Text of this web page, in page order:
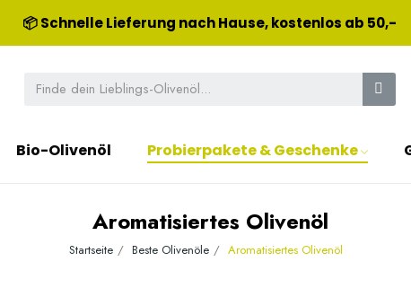
📦 Schnelle Lieferung nach Hause, kostenlos ab 50,-
Bio-Olivenöl Probierpakete & Geschenke
Aromatisiertes Olivenöl
Startseite Beste Olivenöle Aromatisiertes Olivenöl